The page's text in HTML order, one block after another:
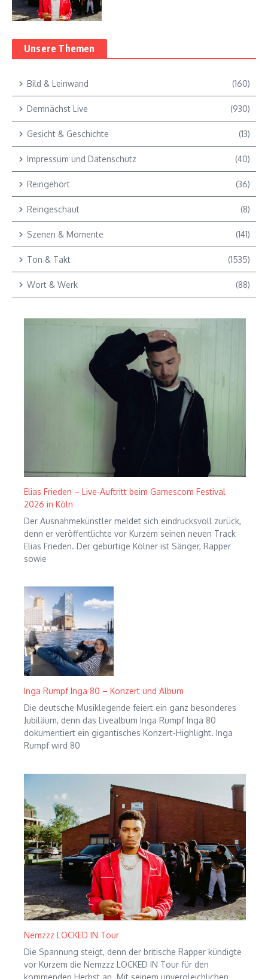
Unsere Themen
Bild & Leinwand (160)
Demnächst Live (930)
Gesicht & Geschichte (13)
Impressum und Datenschutz (40)
Reingehört (36)
Reingeschaut (8)
Szenen & Momente (141)
Ton & Takt (1535)
Wort & Werk (88)
Elias Frieden – Live-Auftritt beim Gamescom Festival
2026 in Köln
Der Ausnahmekünstler meldet sich eindrucksvoll zurück,
denn er veröffentlichte vor Kurzem seinen neuen Track
Elias Frieden. Der gebürtige Kölner ist Sänger, Rapper
sowie
Inga Rumpf Inga 80 – Konzert und Album
Die deutsche Musiklegende feiert ein ganz besonderes
Jubiläum, denn das Livealbum Inga Rumpf Inga 80
dokumentiert ein gigantisches Konzert-Highlight. Inga
Rumpf wird 80
Nemzzz LOCKED IN Tour
Die Spannung steigt, denn der britische Rapper kündigte
vor Kurzem die Nemzzz LOCKED IN Tour für den